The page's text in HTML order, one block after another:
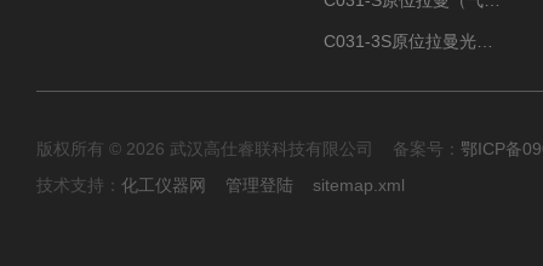
版权所有 © 2026 武汉高仕睿联科技有限公司 备案号： 鄂ICP备
技术支持： 化工仪器网 管理登陆 sitemap.xml